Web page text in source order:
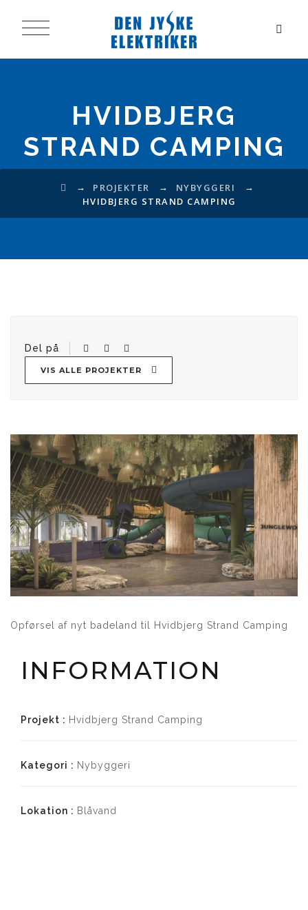
HVIDBJERG
STRAND CAMPING
→ PROJEKTER → NYBYGGERI
→
HVIDBJERG STRAND CAMPING
Del på
VIS ALLE PROJEKTER
Indlægsnavigation
Opførsel af nyt badeland til Hvidbjerg Strand Camping
INFORMATION
Projekt : Hvidbjerg Strand Camping
Kategori : Nybyggeri
Lokation : Blåvand